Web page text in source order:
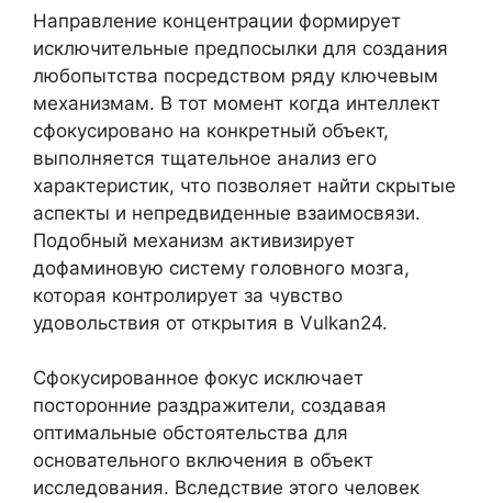
Направление концентрации формирует
исключительные предпосылки для создания
любопытства посредством ряду ключевым
механизмам. В тот момент когда интеллект
сфокусировано на конкретный объект,
выполняется тщательное анализ его
характеристик, что позволяет найти скрытые
аспекты и непредвиденные взаимосвязи.
Подобный механизм активизирует
дофаминовую систему головного мозга,
которая контролирует за чувство
удовольствия от открытия в Vulkan24.
Сфокусированное фокус исключает
посторонние раздражители, создавая
оптимальные обстоятельства для
основательного включения в объект
исследования. Вследствие этого человек